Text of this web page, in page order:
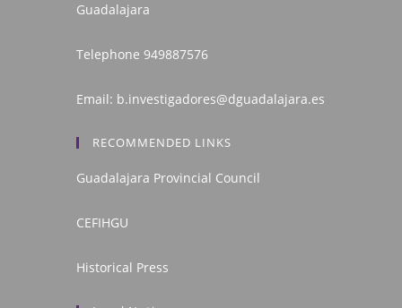
Guadalajara
Telephone 949887576
Email: b.investigadores@dguadalajara.es
RECOMMENDED LINKS
Guadalajara Provincial Council
CEFIHGU
Historical Press